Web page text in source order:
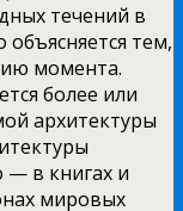
течений в
тем,
момента.
более или
архитектуры
— в книгах и
мировых